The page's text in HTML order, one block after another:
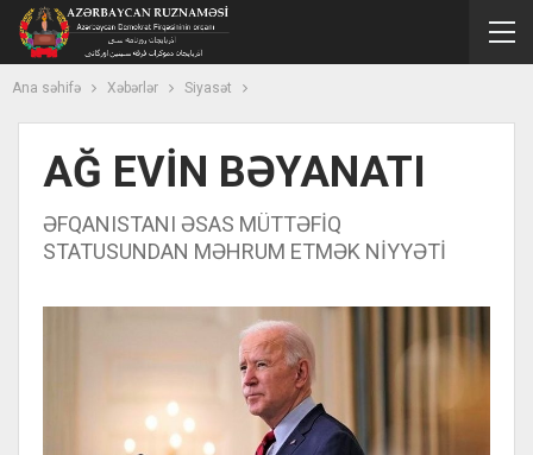
Ana səhifə Xəbərlər Siyasət
AĞ EVİN BƏYANATI
ƏFQANISTANI ƏSAS MÜTTƏFİQ
STATUSUNDAN MƏHRUM ETMƏK NİYYƏTİ